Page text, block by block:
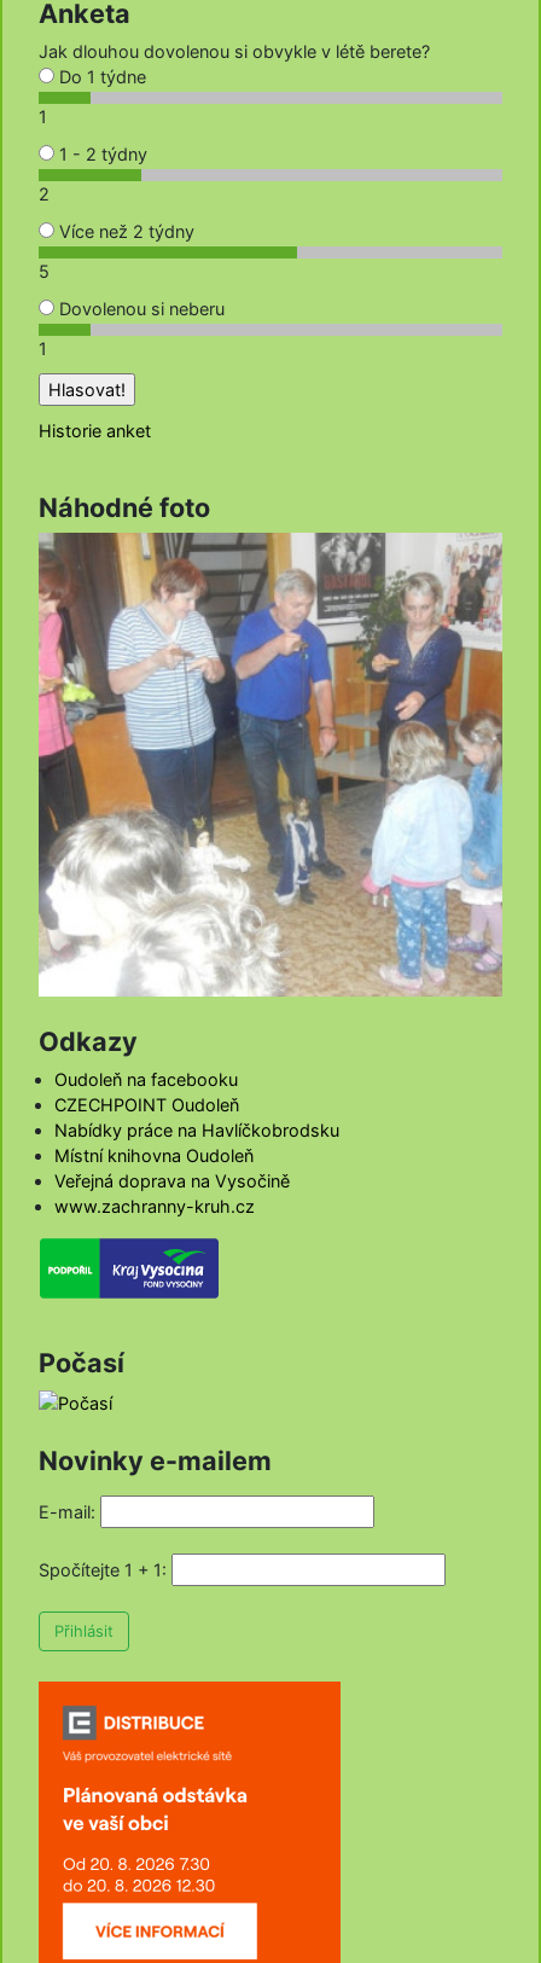
Anketa
Jak dlouhou dovolenou si obvykle v létě berete?
Do 1 týdne
1
1 - 2 týdny
2
Více než 2 týdny
5
Dovolenou si neberu
1
Historie anket
Náhodné foto
Odkazy
Oudoleň na facebooku
CZECHPOINT Oudoleň
Nabídky práce na Havlíčkobrodsku
Místní knihovna Oudoleň
Veřejná doprava na Vysočině
www.zachranny-kruh.cz
Počasí
Novinky e-mailem
E-mail:
Spočítejte 1 + 1:
Přihlásit